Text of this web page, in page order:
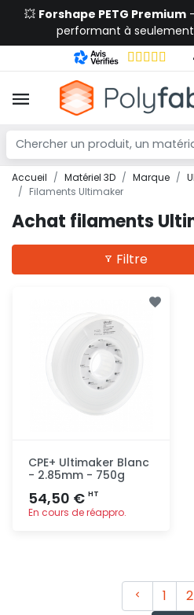
💥 Forshape PETG Premium
performant à seulement
Accueil Matériel 3D Marque
Filaments Ultimaker
Achat filaments
Filtre
CPE+ Ultimaker Blanc
- 2.85mm - 750g
54,50 € HT
En cours de réappro.
Précédent
1 2